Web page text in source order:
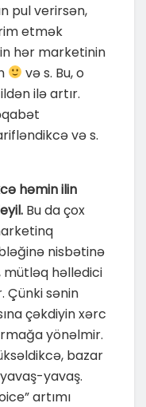
pul verirsən,
etmək
hər marketinin
və s. Bu, o
ilə artır.
və s.
həmin ilin
Bu da çox
nisbətinə
mütləq həlledici
Çünki sənin
çəkdiyin xərc
yönəlmir.
bazar
yavaş.
artımı